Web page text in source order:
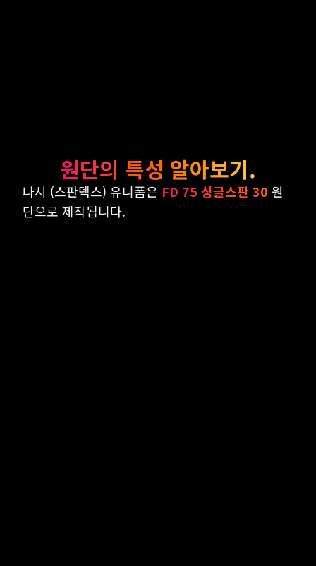
원단의 특성 알아보기.
나시 (스판덱스) 유니폼은 FD 75 싱글스판 30 원
단으로 제작됩니다.